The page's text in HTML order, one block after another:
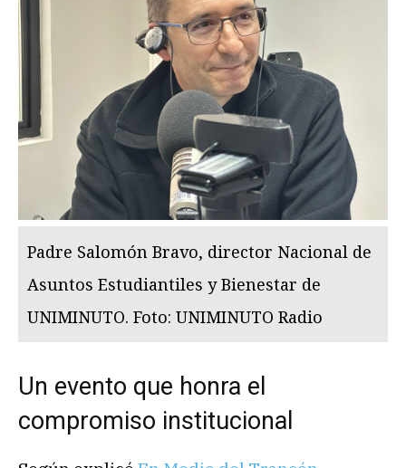
Padre Salomón Bravo, director Nacional de
Asuntos Estudiantiles y Bienestar de
UNIMINUTO. Foto: UNIMINUTO Radio
Un evento que honra el
compromiso institucional